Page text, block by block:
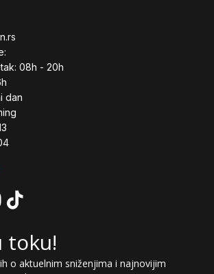
08h - 20h
dan
toku!
o aktuelnim sniženjima i najnovijim